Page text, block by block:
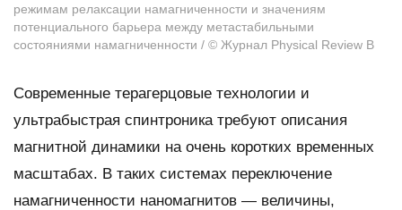
режимам релаксации намагниченности и значениям
потенциального барьера между метастабильными
состояниями намагниченности / © Журнал Physical Review B
Современные терагерцовые технологии и
ультрабыстрая спинтроника требуют описания
магнитной динамики на очень коротких временных
масштабах. В таких системах переключение
намагниченности наномагнитов — величины,